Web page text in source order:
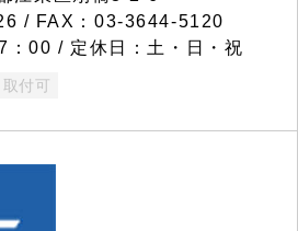
/ FAX：03-3644-5120
：00 / 定休日：土・日・祝
付可